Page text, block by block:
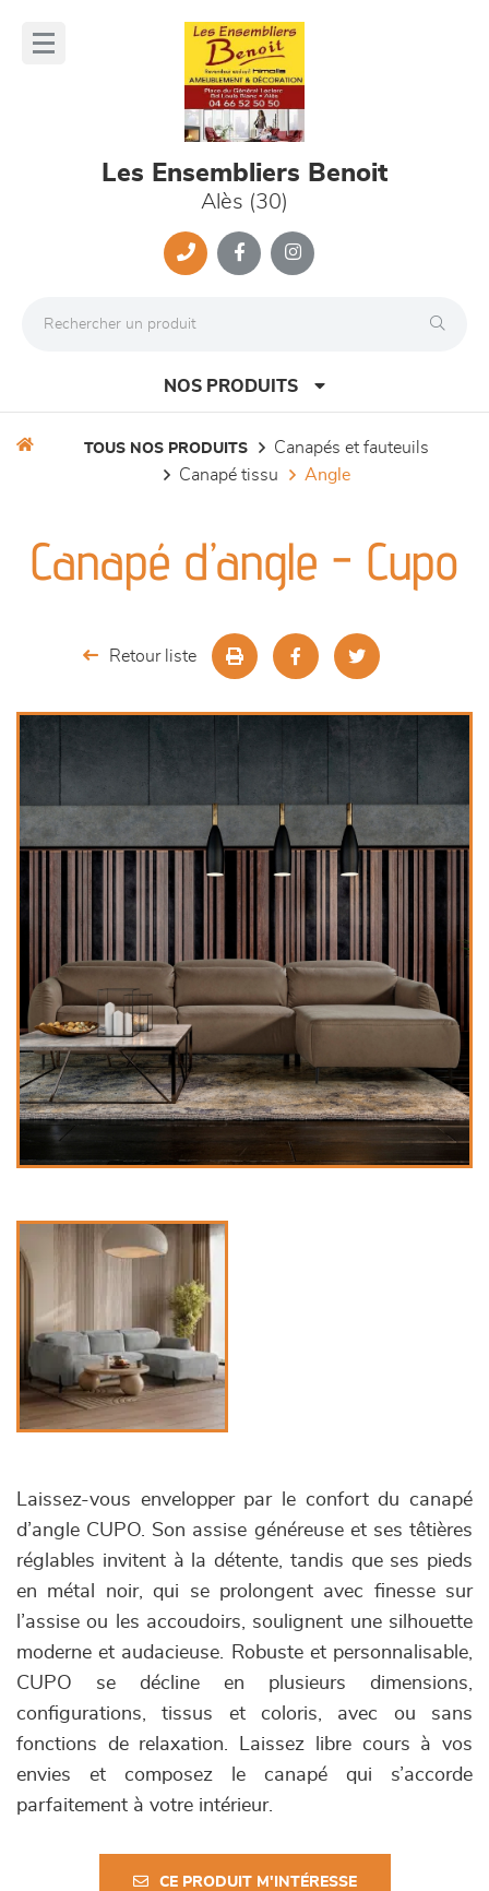
Les Ensembliers Benoit
Alès (30)
NOS PRODUITS
séjours
chambres et dressing
décoration
TOUS NOS PRODUITS
canapés et fauteuils
canapé tissu
angle
Canapé d’angle - Cupo
Retour liste
Laissez-vous envelopper par le confort du canapé
d’angle CUPO. Son assise généreuse et ses têtières
réglables invitent à la détente, tandis que ses pieds
en métal noir, qui se prolongent avec finesse sur
l’assise ou les accoudoirs, soulignent une silhouette
moderne et audacieuse. Robuste et personnalisable,
CUPO se décline en plusieurs dimensions,
configurations, tissus et coloris, avec ou sans
fonctions de relaxation. Laissez libre cours à vos
envies et composez le canapé qui s’accorde
parfaitement à votre intérieur.
CE PRODUIT M'INTÉRESSE